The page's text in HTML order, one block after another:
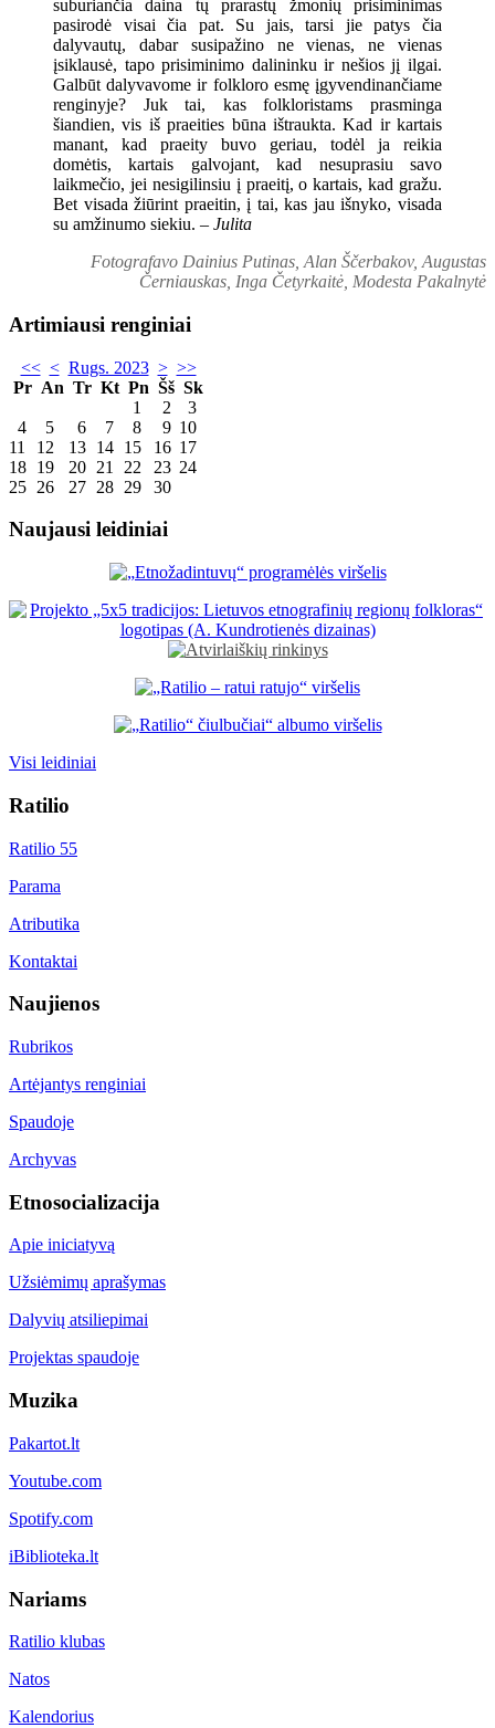
suburiančia daina tų prarastų žmonių prisiminimas
pasirodė visai čia pat. Su jais, tarsi jie patys čia
dalyvautų, dabar susipažino ne vienas, ne vienas
įsiklausė, tapo prisiminimo dalininku ir nešios jį ilgai.
Galbūt dalyvavome ir folkloro esmę įgyvendinančiame
renginyje? Juk tai, kas folkloristams prasminga
šiandien, vis iš praeities būna ištraukta. Kad ir kartais
manant, kad praeity buvo geriau, todėl ja reikia
domėtis, kartais galvojant, kad nesuprasiu savo
laikmečio, jei nesigilinsiu į praeitį, o kartais, kad gražu.
Bet visada žiūrint praeitin, į tai, kas jau išnyko, visada
su amžinumo siekiu. – Julita
Fotografavo Dainius Putinas, Alan Ščerbakov, Augustas
Černiauskas, Inga Četyrkaitė, Modesta Pakalnytė
Artimiausi renginiai
<< < Rugs. 2023 > >>
Pr An Tr Kt Pn Šš Sk
1
2
3
4
5 6 7 8 9 10
11
12 13 14 15 16 17
18 19 20 21 22 23 24
25 26 27 28 29 30
Naujausi leidiniai
Visi leidiniai
Ratilio
Ratilio 55
Parama
Atributika
Kontaktai
Naujienos
Rubrikos
Artėjantys renginiai
Spaudoje
Archyvas
Etnosocializacija
Apie iniciatyvą
Užsiėmimų aprašymas
Dalyvių atsiliepimai
Projektas spaudoje
Muzika
Pakartot.lt
Youtube.com
Spotify.com
iBiblioteka.lt
Nariams
Ratilio klubas
Natos
Kalendorius